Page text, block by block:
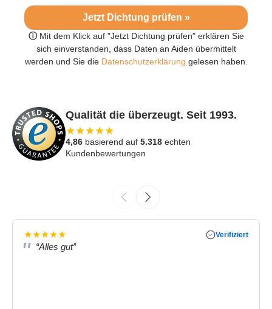
Jetzt Dichtung prüfen »
ⓘ Mit dem Klick auf "Jetzt Dichtung prüfen" erklären Sie
sich einverstanden, dass Daten an Aiden übermittelt
werden und Sie dieDatenschutzerklärung gelesen haben.
Qualität die überzeugt. Seit 1993.
★★★★★
4,86 basierend auf 5.318 echten
Kundenbewertungen
★★★★★ Verifiziert
“Alles gut”